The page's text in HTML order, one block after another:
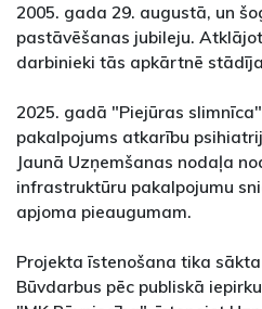
2005. gada 29. augustā, un
pastāvēšanas jubileju.
darbinieki tās apkārtnē
2025. gadā "Piejūras
pakalpojums atkarību
Jaunā Uzņemšanas nodaļa
infrastruktūru pakalpojumu
apjoma pieaugumam.
Projekta īstenošana tika
Būvdarbus pēc publiskā